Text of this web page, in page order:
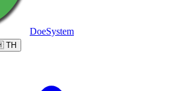
DoeSystem
TH